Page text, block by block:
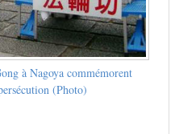
à Nagoya commémorent
(Photo)